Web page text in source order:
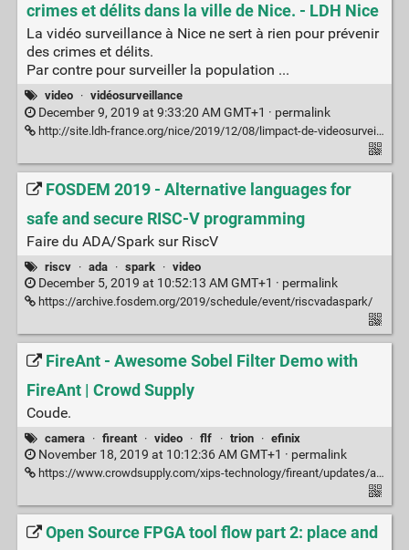
crimes et délits dans la ville de Nice. - LDH Nice
La vidéo surveillance à Nice ne sert à rien pour prévenir
des crimes et délits.
Par contre pour surveiller la population ...
video · vidéosurveillance
December 9, 2019 at 9:33:20 AM GMT+1 · permalink
http://site.ldh-france.org/nice/2019/12/08/limpact-de-videosurveillance-crimes-delits-ville-de-nice/
FOSDEM 2019 - Alternative languages for
safe and secure RISC-V programming
Faire du ADA/Spark sur RiscV
riscv · ada · spark · video
December 5, 2019 at 10:52:13 AM GMT+1 · permalink
https://archive.fosdem.org/2019/schedule/event/riscvadaspark/
FireAnt - Awesome Sobel Filter Demo with
FireAnt | Crowd Supply
Coude.
camera · fireant · video · flf · trion · efinix
November 18, 2019 at 10:12:36 AM GMT+1 · permalink
https://www.crowdsupply.com/xips-technology/fireant/updates/awesome-sobel-filter-demo-with-fireant
Open Source FPGA tool flow part 2: place and